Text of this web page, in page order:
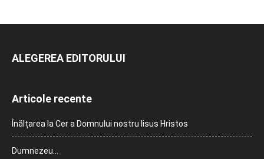
ALEGEREA EDITORULUI
Articole recente
Înălțarea la Cer a Domnului nostru Iisus Hristos
Dumnezeu…